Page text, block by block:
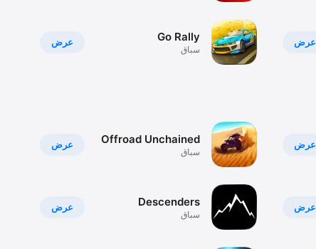
عرض عرض Go Rally
سباق
عرض
عرض
عرض Offroad Unchained
سباق
عرض Descenders
سباق